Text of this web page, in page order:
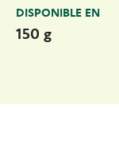
DISPONIBLE EN
150 g